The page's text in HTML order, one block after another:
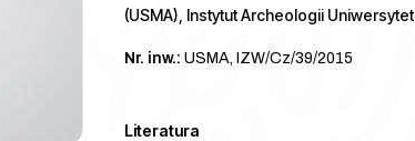
(USMA), Instytut Archeologii
Nr. inw.: USMA, IZW/Cz/39/2015
Literatura